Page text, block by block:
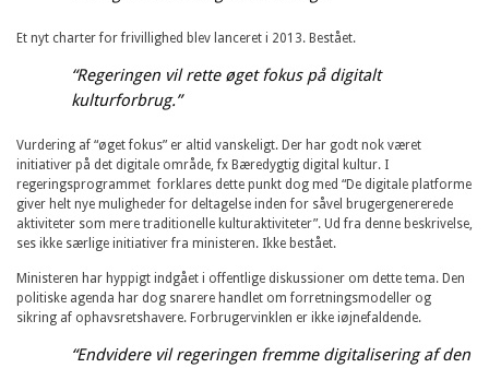
Et nyt charter for frivillighed blev lanceret i 2013. Bestået.
“Regeringen vil rette øget fokus på digitalt
kulturforbrug.”
Vurdering af “øget fokus” er altid vanskeligt. Der har godt nok været
initiativer på det digitale område, fx Bæredygtig digital kultur. I
regeringsprogrammet forklares dette punkt dog med “De digitale platforme
giver helt nye muligheder for deltagelse inden for såvel brugergenererede
aktiviteter som mere traditionelle kulturaktiviteter”. Ud fra denne beskrivelse,
ses ikke særlige initiativer fra ministeren. Ikke bestået.
Ministeren har hyppigt indgået i offentlige diskussioner om dette tema. Den
politiske agenda har dog snarere handlet om forretningsmodeller og
sikring af ophavsretshavere. Forbrugervinklen er ikke iøjnefaldende.
“Endvidere vil regeringen fremme digitalisering af den